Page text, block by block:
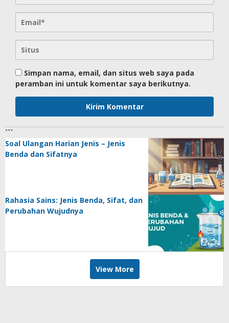
Simpan nama, email, dan situs web saya pada
peramban ini untuk komentar saya berikutnya.
```
Soal Ulangan Harian Jenis – Jenis
Benda dan Sifatnya
Rahasia Sains: Jenis Benda, Sifat, dan
Perubahan Wujudnya
View More